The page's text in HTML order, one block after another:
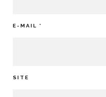
E-MAIL *
SITE